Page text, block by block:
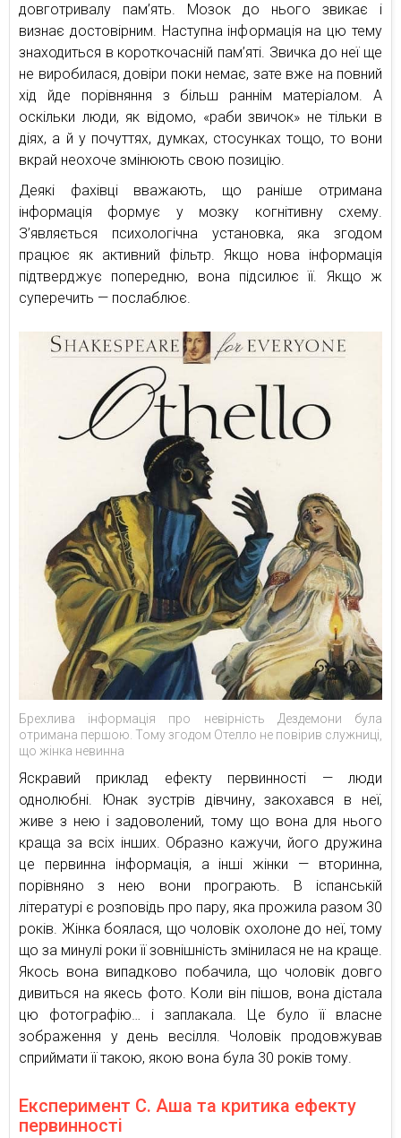
довготривалу пам’ять. Мозок до нього звикає і
визнає достовірним. Наступна інформація на цю тему
знаходиться в короткочасній пам’яті. Звичка до неї ще
не виробилася, довіри поки немає, зате вже на повний
хід йде порівняння з більш раннім матеріалом. А
оскільки люди, як відомо, «раби звичок» не тільки в
діях, а й у почуттях, думках, стосунках тощо, то вони
вкрай неохоче змінюють свою позицію.
Деякі фахівці вважають, що раніше отримана
інформація формує у мозку когнітивну схему.
З’являється психологічна установка, яка згодом
працює як активний фільтр. Якщо нова інформація
підтверджує попередню, вона підсилює її. Якщо ж
суперечить — послаблює.
Брехлива інформація про невірність Дездемони була
отримана першою. Тому згодом Отелло не повірив служниці,
що жінка невинна
Яскравий приклад ефекту первинності — люди
однолюбні. Юнак зустрів дівчину, закохався в неї,
живе з нею і задоволений, тому що вона для нього
краща за всіх інших. Образно кажучи, його дружина
це первинна інформація, а інші жінки — вторинна,
порівняно з нею вони програють. В іспанській
літературі є розповідь про пару, яка прожила разом 30
років. Жінка боялася, що чоловік охолоне до неї, тому
що за минулі роки її зовнішність змінилася не на краще.
Якось вона випадково побачила, що чоловік довго
дивиться на якесь фото. Коли він пішов, вона дістала
цю фотографію… і заплакала. Це було її власне
зображення у день весілля. Чоловік продовжував
сприймати її такою, якою вона була 30 років тому.
Експеримент С. Аша та критика ефекту
первинності